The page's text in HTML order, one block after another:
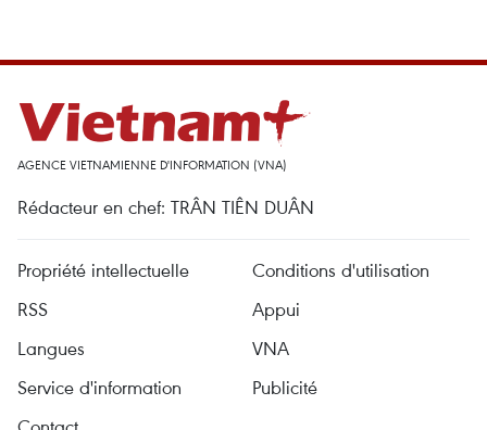
AGENCE VIETNAMIENNE D'INFORMATION (VNA)
Rédacteur en chef: TRÂN TIÊN DUÂN
Propriété intellectuelle
Conditions d'utilisation
RSS
Appui
Langues
VNA
Service d'information
Publicité